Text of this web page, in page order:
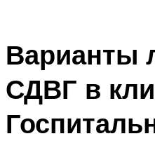
Варианты
СДВГ в